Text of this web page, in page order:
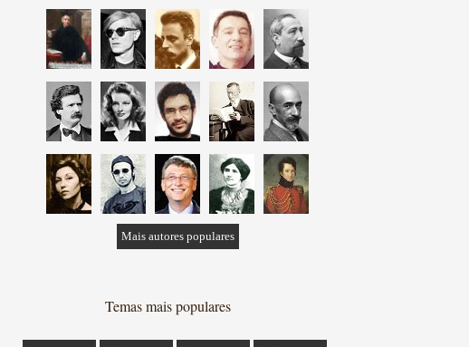
Mais autores populares
Temas mais populares